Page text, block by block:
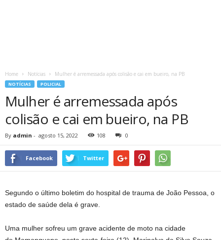
Home Notícias Mulher é arremessada após colisão e cai em bueiro, na PB
NOTÍCIAS POLICIAL
Mulher é arremessada após
colisão e cai em bueiro, na PB
By admin - agosto 15, 2022 108 0
Facebook Twitter
Segundo o último boletim do hospital de trauma de João Pessoa, o
estado de saúde dela é grave.
Uma mulher sofreu um grave acidente de moto na cidade